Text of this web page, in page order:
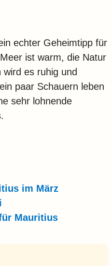
echter Geheimtipp für
ist warm, die Natur
es ruhig und
paar Schauern leben
sehr lohnende
im März
Mauritius